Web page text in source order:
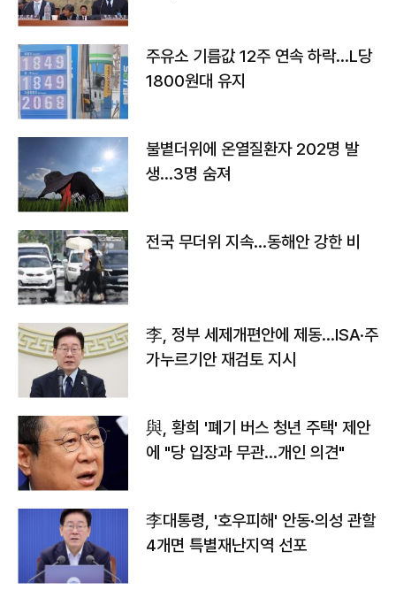
주유소 기름값 12주 연속 하락…L당
1800원대 유지
불볕더위에 온열질환자 202명 발
생…3명 숨져
전국 무더위 지속…동해안 강한 비
李, 정부 세제개편안에 제동…ISA·주
가누르기안 재검토 지시
與, 황희 '폐기 버스 청년 주택' 제안
에 "당 입장과 무관…개인 의견"
李대통령, '호우피해' 안동·의성 관할
4개면 특별재난지역 선포